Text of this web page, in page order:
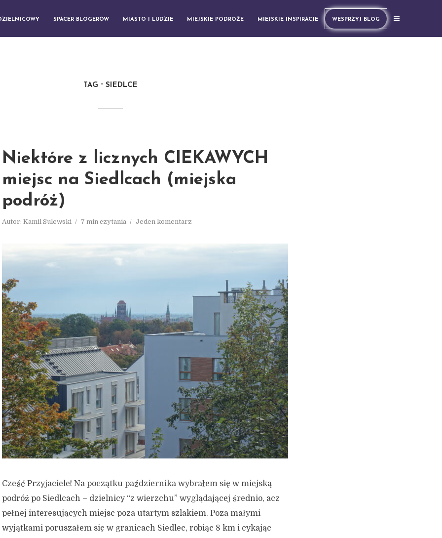
SPACER BLOGERÓW MIASTO I LUDZIE MIEJSKIE PODRÓŻE MIEJSKIE INSPIRACJE WESPRZYJ BLOG
TAG SIEDLCE
Niektóre z licznych CIEKAWYCH
miejsc na Siedlcach (miejska
podróż)
Autor: Kamil Sulewski 7 min czytania Jeden komentarz
Cześć Przyjaciele! Na początku października wybrałem się w miejską
podróż po Siedlcach – dzielnicy “z wierzchu” wyglądającej średnio, acz
pełnej interesujących miejsc poza utartym szlakiem. Poza małymi
wyjątkami poruszałem się w granicach Siedlec, robiąc 8 km i cykając